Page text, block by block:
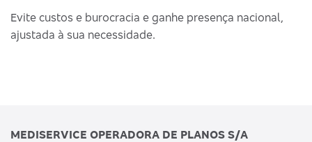
Evite custos e burocracia e ganhe presença nacional,
ajustada à sua necessidade.
MEDISERVICE OPERADORA DE PLANOS S/A